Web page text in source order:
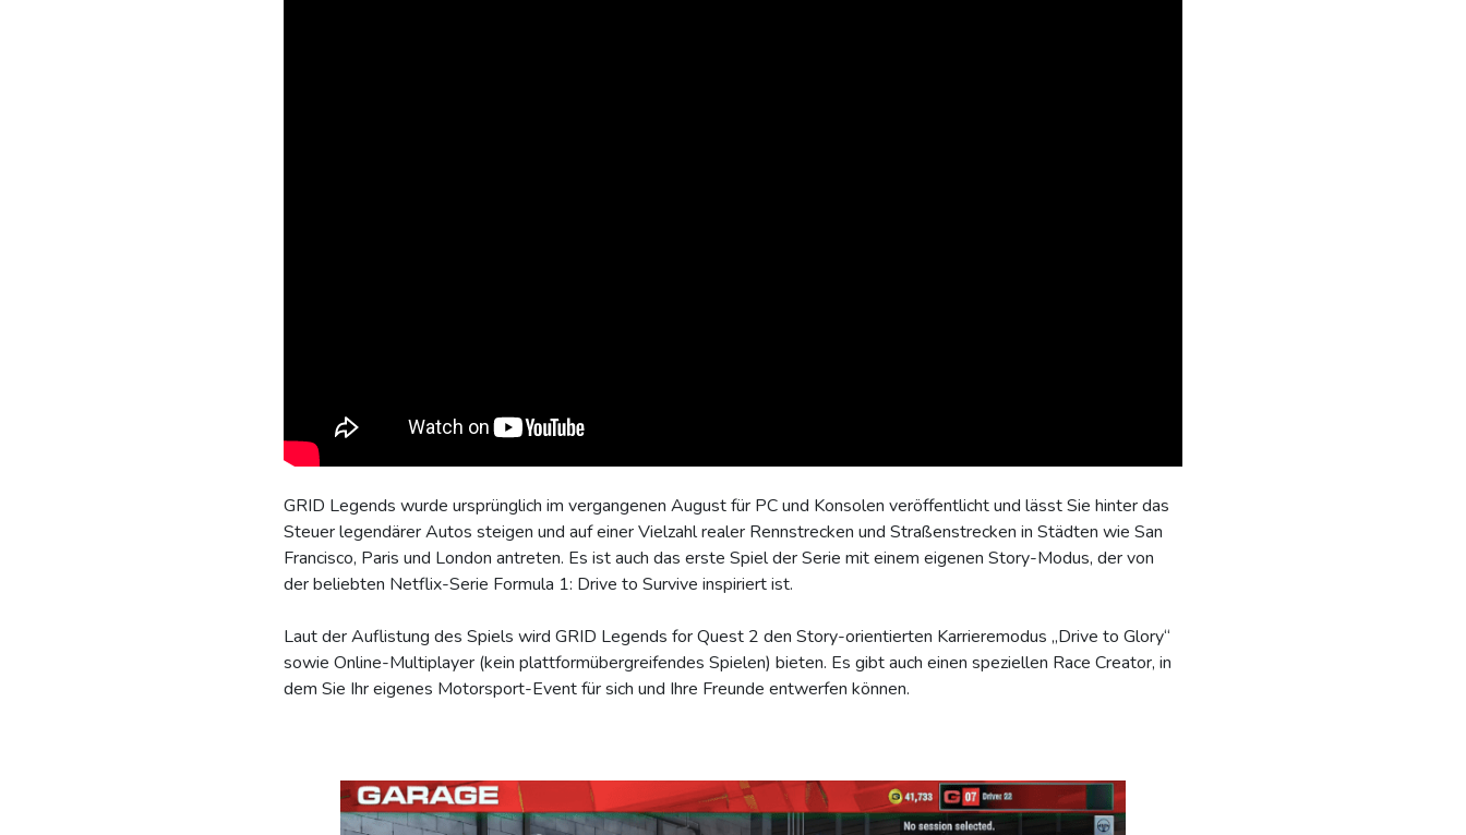
GRID Legends wurde ursprünglich im vergangenen August für PC und Konsolen veröffentlicht und lässt Sie hinter das
Steuer legendärer Autos steigen und auf einer Vielzahl realer Rennstrecken und Straßenstrecken in Städten wie San
Francisco, Paris und London antreten. Es ist auch das erste Spiel der Serie mit einem eigenen Story-Modus, der von
der beliebten Netflix-Serie Formula 1: Drive to Survive inspiriert ist.
Laut der Auflistung des Spiels wird GRID Legends for Quest 2 den Story-orientierten Karrieremodus „Drive to Glory“
sowie Online-Multiplayer (kein plattformübergreifendes Spielen) bieten. Es gibt auch einen speziellen Race Creator, in
dem Sie Ihr eigenes Motorsport-Event für sich und Ihre Freunde entwerfen können.